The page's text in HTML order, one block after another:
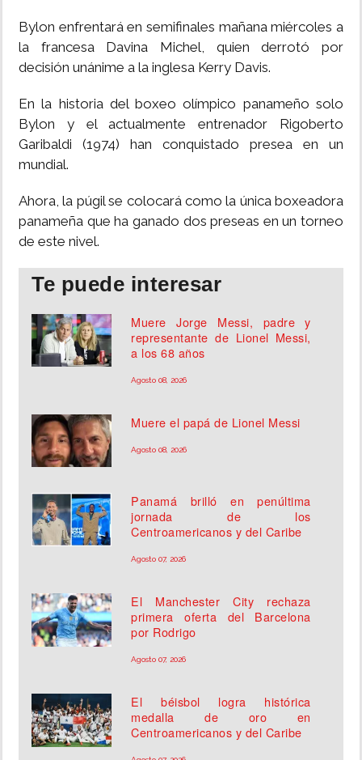
Bylon enfrentará en semifinales mañana miércoles a
la francesa Davina Michel, quien derrotó por
decisión unánime a la inglesa Kerry Davis.
En la historia del boxeo olímpico panameño solo
Bylon y el actualmente entrenador Rigoberto
Garibaldi (1974) han conquistado presea en un
mundial.
Ahora, la púgil se colocará como la única boxeadora
panameña que ha ganado dos preseas en un torneo
de este nivel.
Te puede interesar
Muere Jorge Messi, padre y
representante de Lionel Messi,
a los 68 años
Agosto 08, 2026
Muere el papá de Lionel Messi
Agosto 08, 2026
Panamá brilló en penúltima
jornada de los
Centroamericanos y del Caribe
Agosto 07, 2026
El Manchester City rechaza
primera oferta del Barcelona
por Rodrigo
Agosto 07, 2026
El béisbol logra histórica
medalla de oro en
Centroamericanos y del Caribe